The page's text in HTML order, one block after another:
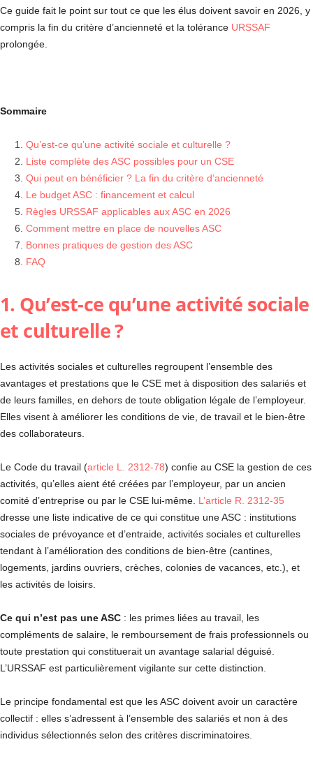
Ce guide fait le point sur tout ce que les élus doivent savoir en 2026, y
compris la fin du critère d’ancienneté et la tolérance URSSAF
prolongée.
Sommaire
Qu’est-ce qu’une activité sociale et culturelle ?
Liste complète des ASC possibles pour un CSE
Qui peut en bénéficier ? La fin du critère d’ancienneté
Le budget ASC : financement et calcul
Règles URSSAF applicables aux ASC en 2026
Comment mettre en place de nouvelles ASC
Bonnes pratiques de gestion des ASC
FAQ
1. Qu’est-ce qu’une activité sociale
et culturelle ?
Les activités sociales et culturelles regroupent l’ensemble des
avantages et prestations que le CSE met à disposition des salariés et
de leurs familles, en dehors de toute obligation légale de l’employeur.
Elles visent à améliorer les conditions de vie, de travail et le bien-être
des collaborateurs.
Le Code du travail (article L. 2312-78) confie au CSE la gestion de ces
activités, qu’elles aient été créées par l’employeur, par un ancien
comité d’entreprise ou par le CSE lui-même. L’article R. 2312-35
dresse une liste indicative de ce qui constitue une ASC : institutions
sociales de prévoyance et d’entraide, activités sociales et culturelles
tendant à l’amélioration des conditions de bien-être (cantines,
logements, jardins ouvriers, crèches, colonies de vacances, etc.), et
les activités de loisirs.
Ce qui n’est pas une ASC : les primes liées au travail, les
compléments de salaire, le remboursement de frais professionnels ou
toute prestation qui constituerait un avantage salarial déguisé.
L’URSSAF est particulièrement vigilante sur cette distinction.
Le principe fondamental est que les ASC doivent avoir un caractère
collectif : elles s’adressent à l’ensemble des salariés et non à des
individus sélectionnés selon des critères discriminatoires.